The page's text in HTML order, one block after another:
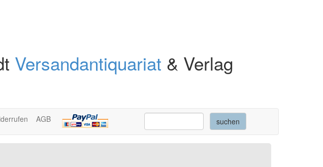
Versandantiquariat & Verlag
AGB